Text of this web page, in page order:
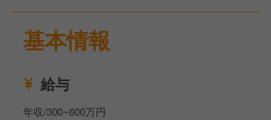
今回は、人員強化のため、福岡県福岡市にあるフレン
チレストランのホールスタッフの募集です。
伝統的なフレンチを楽しむことができるレストランで
業務内容は、お客様のご案内、オーダー対応、料理や
ドリンクの提供、会計対応などのサービス業務全般で
す。
基本情報
給与
年収/300~600万円